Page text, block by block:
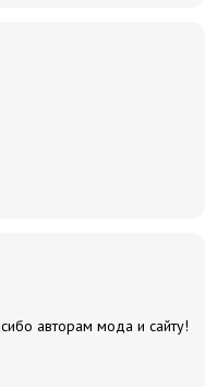
авторам мода и сайту!